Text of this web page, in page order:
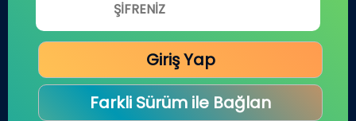
Giriş Yap
Farkli Sürüm ile Bağlan